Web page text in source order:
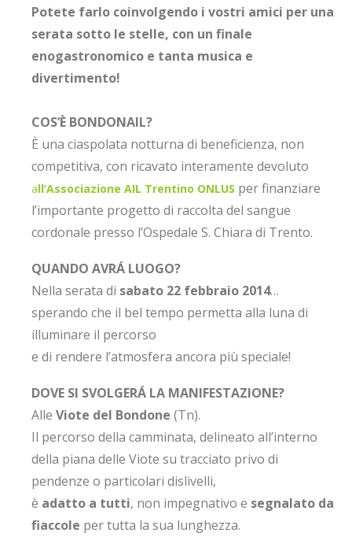
Potete farlo coinvolgendo i vostri amici per una
serata sotto le stelle, con un finale
enogastronomico e tanta musica e
divertimento!
COS’È BONDONAIL?
È una ciaspolata notturna di beneficienza, non
competitiva, con ricavato interamente devoluto
all’Associazione AIL Trentino ONLUS per finanziare
l’importante progetto di raccolta del sangue
cordonale presso l’Ospedale S. Chiara di Trento.
QUANDO AVRÁ LUOGO?
Nella serata di sabato 22 febbraio 2014…
sperando che il bel tempo permetta alla luna di
illuminare il percorso
e di rendere l’atmosfera ancora più speciale!
DOVE SI SVOLGERÁ LA MANIFESTAZIONE?
Alle Viote del Bondone (Tn).
Il percorso della camminata, delineato all’interno
della piana delle Viote su tracciato privo di
pendenze o particolari dislivelli,
è adatto a tutti, non impegnativo e segnalato da
fiaccole per tutta la sua lunghezza.